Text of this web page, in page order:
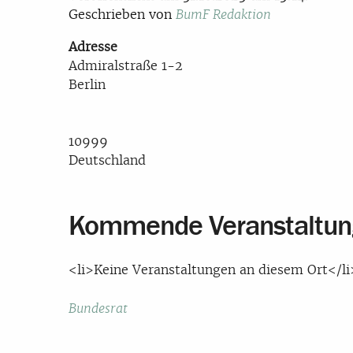
Geschrieben von BumF Redaktion
Adresse
Admiralstraße 1-2
Berlin
10999
Deutschland
Kommende
<li>Keine Veranstaltungen an diesem Ort</
Beitragsnavigation
Bundesrat